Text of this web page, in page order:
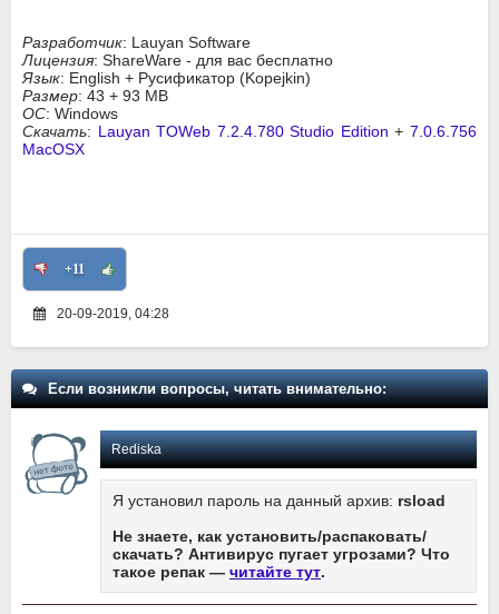
Разработчик: Lauyan Software
Лицензия: ShareWare - для вас бесплатно
Язык: English + Русификатор (Kopejkin)
Размер: 43 + 93 MB
ОС: Windows
Скачать: Lauyan TOWeb 7.2.4.780 Studio Edition +7.0.6.756
MacOSX
+11
20-09-2019, 04:28
Если возникли вопросы, читать внимательно:
Rediska
Я установил пароль на данный архив: rsload
Не знаете, как установить/распаковать/
скачать? Антивирус пугает угрозами? Что
такое репак — читайте тут.